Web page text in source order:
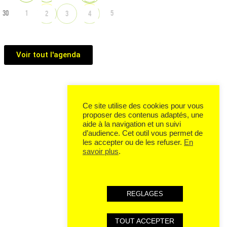
30 1 2 3 4 5
Voir tout l'agenda
Ce site utilise des cookies pour vous
proposer des contenus adaptés, une
aide à la navigation et un suivi
d’audience. Cet outil vous permet de
les accepter ou de les refuser. En
savoir plus.
REGLAGES
TOUT ACCEPTER